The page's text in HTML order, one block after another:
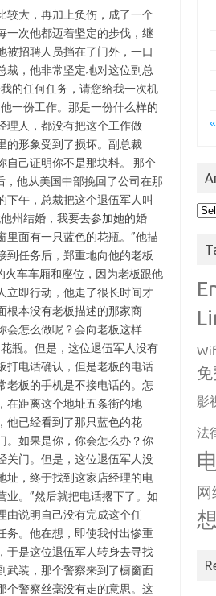
较大，再加上负伤，成了一个
一次他都迈着坚定的步伐，继
被招聘人员挡在了门外，一口
裁，他非常坚定地对这位副总
的任何任务，请您给我一次机
一份工作。那是一份什么样的
理人，都没有把这个工作做
的形象受到了损坏。副总裁
自己证明你不是那块料。 那个
，他从美国中部挽回了公司在那
下午，总裁把这个退伍军人叫
州结婚，我要去参加她的婚
里面有一只蓝色的花瓶。”他描
到任务后，郑重地向他的老板
火车车厢和座位，因为老板跟他
立即行动，他走了很长时间才
根本没有老板描述的那家商
会怎么做呢？会向老板这样
瓶。但是，这位退伍军人没有
打电话确认，但是老板的电话
老板的手机是不接电话的。怎
在距离这个地址五条街的地
他已经看到了那只蓝色的花
。如果是你，你会怎么办？你
关门。但是，这位退伍军人没
址，终于找到这家店经理的电
业。”然后就把电话撂下了。如
由说明自己没有完成这个任
务。他在想，即使我付出惨重
于是这位退伍军人转身去寻找
武装，那个警察来到了橱窗面
个警察丝毫没有走的意思。这
影
法